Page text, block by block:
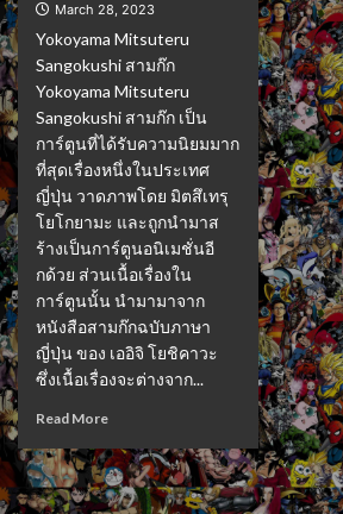
March 28, 2023
Yokoyama Mitsuteru
Sangokushi สามก๊ก
Yokoyama Mitsuteru
Sangokushi สามก๊ก เป็น
การ์ตูนที่ได้รับความนิยมมาก
ที่สุดเรื่องหนึ่งในประเทศ
ญี่ปุ่น วาดภาพโดย มิตสึเทรุ
โยโกยามะ และถูกนำมาส
ร้างเป็นการ์ตูนอนิเมชั่นอี
กด้วย ส่วนเนื้อเรื่องใน
การ์ตูนนั้น นำมามาจาก
หนังสือสามก๊กฉบับภาษา
ญี่ปุ่น ของ เออิจิ โยชิคาวะ
ซึ่งเนื้อเรื่องจะต่างจาก...
Read More